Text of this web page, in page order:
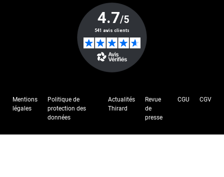
Mentions
légales
Politique de
protection des
données
Actualités
Thirard
Revue
de
presse
CGU CGV